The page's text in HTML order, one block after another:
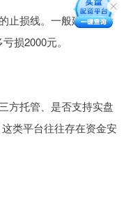
止损线。一般建议总亏
损2000元。
方托管、是否支持实盘
这类平台往往存在资金安